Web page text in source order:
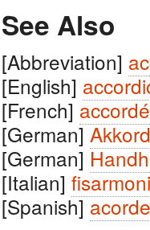
See Also
[Abbreviation]
[English]
[French]
[German]
[German]
[Italian]
[Spanish]